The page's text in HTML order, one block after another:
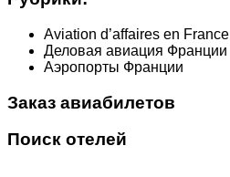
Aviation d’affaires en France
Деловая авиация Франции
Аэропорты Франции
Заказ авиабилетов
Поиск отелей